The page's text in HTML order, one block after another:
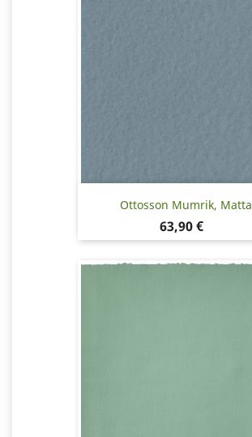
Ottosson Mumrik, Matta
Hinta
63,90 €